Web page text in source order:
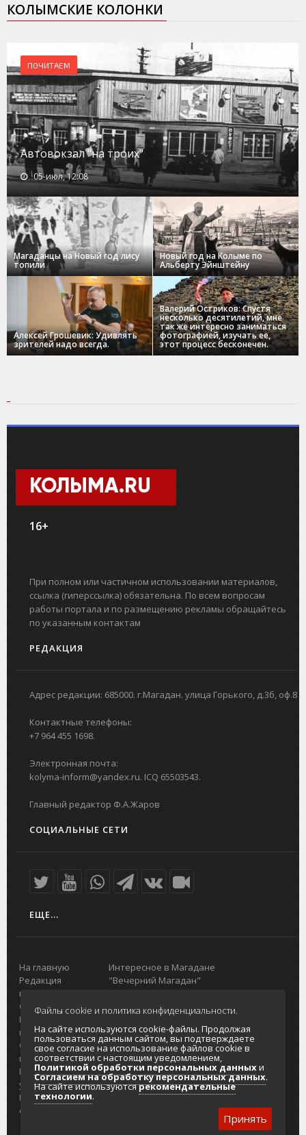
КОЛЫМСКИЕ КОЛОНКИ
ПОЧИТАЕМ
Автовокзал "на троих"
05-июл, 12:08
Магаданцы на Новый год лису
топили
Новый год на Колыме по
Альберту Эйнштейну
Алексей Грошевик: Удивлять
зрителей надо всегда.
Валерий Остриков: Спустя
несколько десятилетий, мне
так же интересно заниматься
фотографией, изучать ее,
этот процесс бесконечен.
КОЛЫМА.RU
16+
При полном или частичном использовании материалов,
ссылка (гиперссылка) обязательна. По всем вопросам
работы портала и по размещению рекламы обращайтесь
по указанным контактам
РЕДАКЦИЯ
Адрес редакции: 685000. г.Магадан. улица Горького, д.3б, оф.8
Контактные телефоны:
+7 964 455 1698.
Электронная почта:
kolyma-inform@yandex.ru. ICQ 65503543.
Главный редактор Ф.А.Жаров
СОЦИАЛЬНЫЕ СЕТИ
ЕЩЕ...
На главную
Редакция
портала
О проекте
Реклама на
портале
Отзывы и
предложения
Интернет-
услуги
Разработка
сайтов
Интересное в Магадане
"Вечерний Магадан"
Городская доска объявлений
Реклама
Главный туристический портал
Колымы
Политика в отношении обработки
персональных данных
Согласие на обработку персональных
данных
Файлы cookie и политика конфиденциальности.
На сайте используются cookie-файлы. Продолжая
пользоваться данным сайтом, вы подтверждаете
свое согласие на использование файлов cookie в
соответствии с настоящим уведомлением,
Политикой обработки персональных данныхи
Согласием на обработку персональных данных.
На сайте используютсярекомендательные
технологии.
Принять